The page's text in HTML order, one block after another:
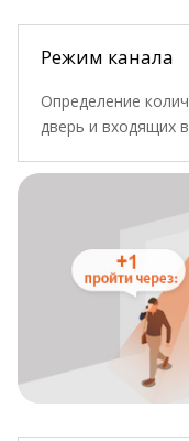
Режим канала
Определение
дверь и входящих